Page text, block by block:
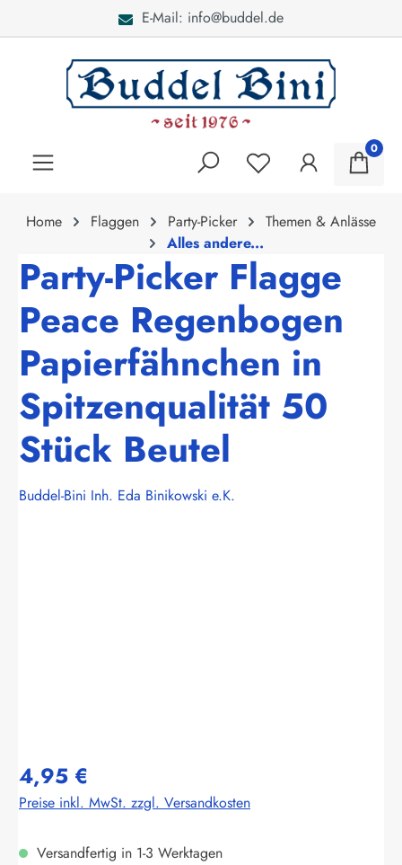
E-Mail: info@buddel.de
0
Home Flaggen Party-Picker
Themen & Anlässe
Alles andere...
Party-Picker Flagge
Peace Regenbogen
Papierfähnchen in
Spitzenqualität 50
Stück Beutel
Buddel-Bini Inh. Eda Binikowski e.K.
4,95 €
Preise inkl. MwSt. zzgl. Versandkosten
Versandfertig in 1-3 Werktagen